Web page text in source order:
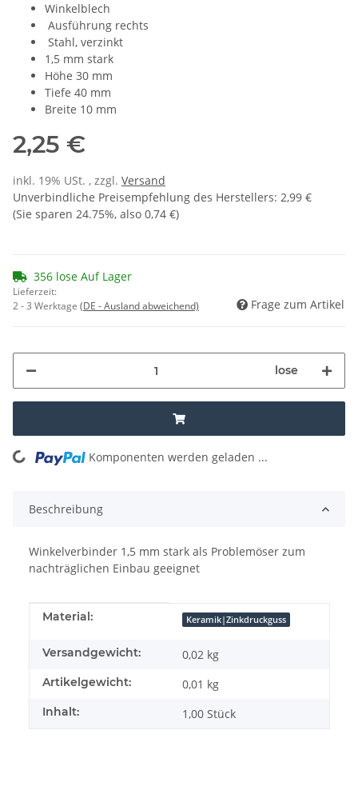
Winkelblech
Ausführung rechts
Stahl, verzinkt
1,5 mm stark
Höhe 30 mm
Tiefe 40 mm
Breite 10 mm
2,25 €
inkl. 19% USt. , zzgl. Versand
Unverbindliche Preisempfehlung des Herstellers: 2,99 €
(Sie sparen 24.75%, also 0,74 €)
356 lose Auf Lager
Lieferzeit:
2 - 3 Werktage (DE - Ausland abweichend) Frage zum Artikel
lose
Loading... Komponenten werden geladen ...
Beschreibung
Winkelverbinder 1,5 mm stark als Problemöser zum
nachträglichen Einbau geeignet
Produkteigenschaft
Wert
Material: Keramik|Zinkdruckguss
Versandgewicht: 0,02 kg
Artikelgewicht: 0,01 kg
Inhalt: 1,00 Stück